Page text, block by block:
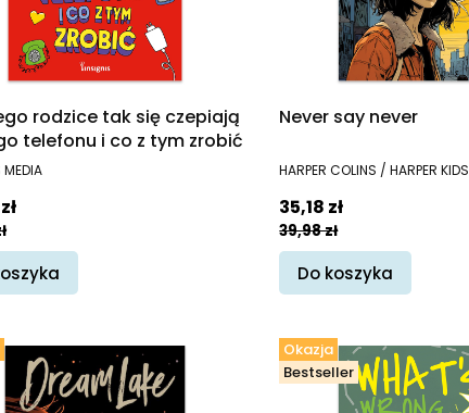
rodzice tak się czepiają
telefonu i co z tym zrobić
Never say never
PRODUCENT
HARPER COLINS / HARPER KIDS
Cena promocyjna
35,18 zł
39,98 zł
Do koszyka
Okazja
Bestseller